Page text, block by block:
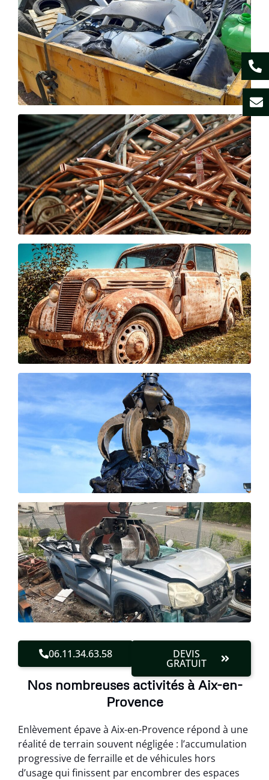
06.11.34.63.58 DEVIS
GRATUIT
Nos nombreuses activités à Aix-en-
Provence
Enlèvement épave à Aix-en-Provence répond à une
réalité de terrain souvent négligée : l’accumulation
progressive de ferraille et de véhicules hors
d’usage qui finissent par encombrer des espaces